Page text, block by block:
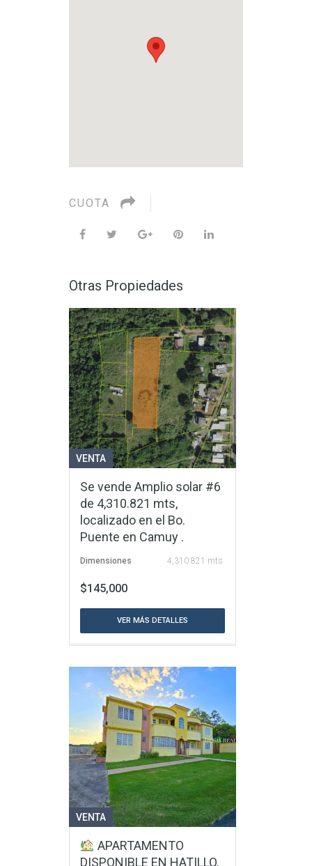
CUOTA
Otras Propiedades
VENTA
Se vende Amplio solar #6
de 4,310.821 mts,
localizado en el Bo.
Puente en Camuy .
Dimensiones 4,310.821 mts
$145,000
VER MÁS DETALLES
VENTA
APARTAMENTO
DISPONIBLE EN HATILLO,